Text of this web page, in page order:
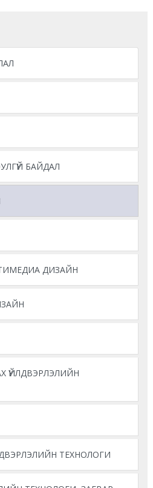
БАЙДАЛ
ДИЗАЙН
ҮЙЛДВЭРЛЭЛИЙН
ТЕХНОЛОГИ